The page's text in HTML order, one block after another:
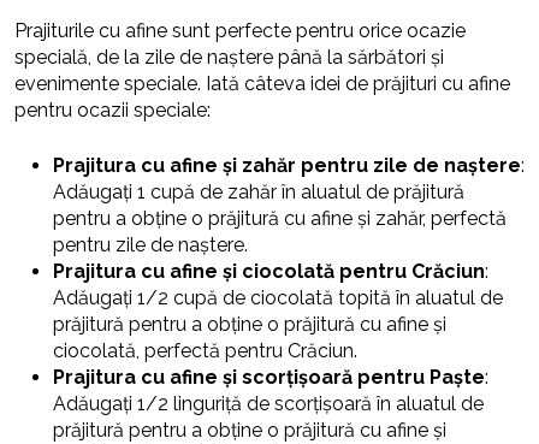
Prajiturile cu afine sunt perfecte pentru orice ocazie
specială, de la zile de naștere până la sărbători și
evenimente speciale. Iată câteva idei de prăjituri cu afine
pentru ocazii speciale:
Prajitura cu afine și zahăr pentru zile de naștere:
Adăugați 1 cupă de zahăr în aluatul de prăjitură
pentru a obține o prăjitură cu afine și zahăr, perfectă
pentru zile de naștere.
Prajitura cu afine și ciocolată pentru Crăciun:
Adăugați 1/2 cupă de ciocolată topită în aluatul de
prăjitură pentru a obține o prăjitură cu afine și
ciocolată, perfectă pentru Crăciun.
Prajitura cu afine și scorțișoară pentru Paște:
Adăugați 1/2 linguriță de scorțișoară în aluatul de
prăjitură pentru a obține o prăjitură cu afine și